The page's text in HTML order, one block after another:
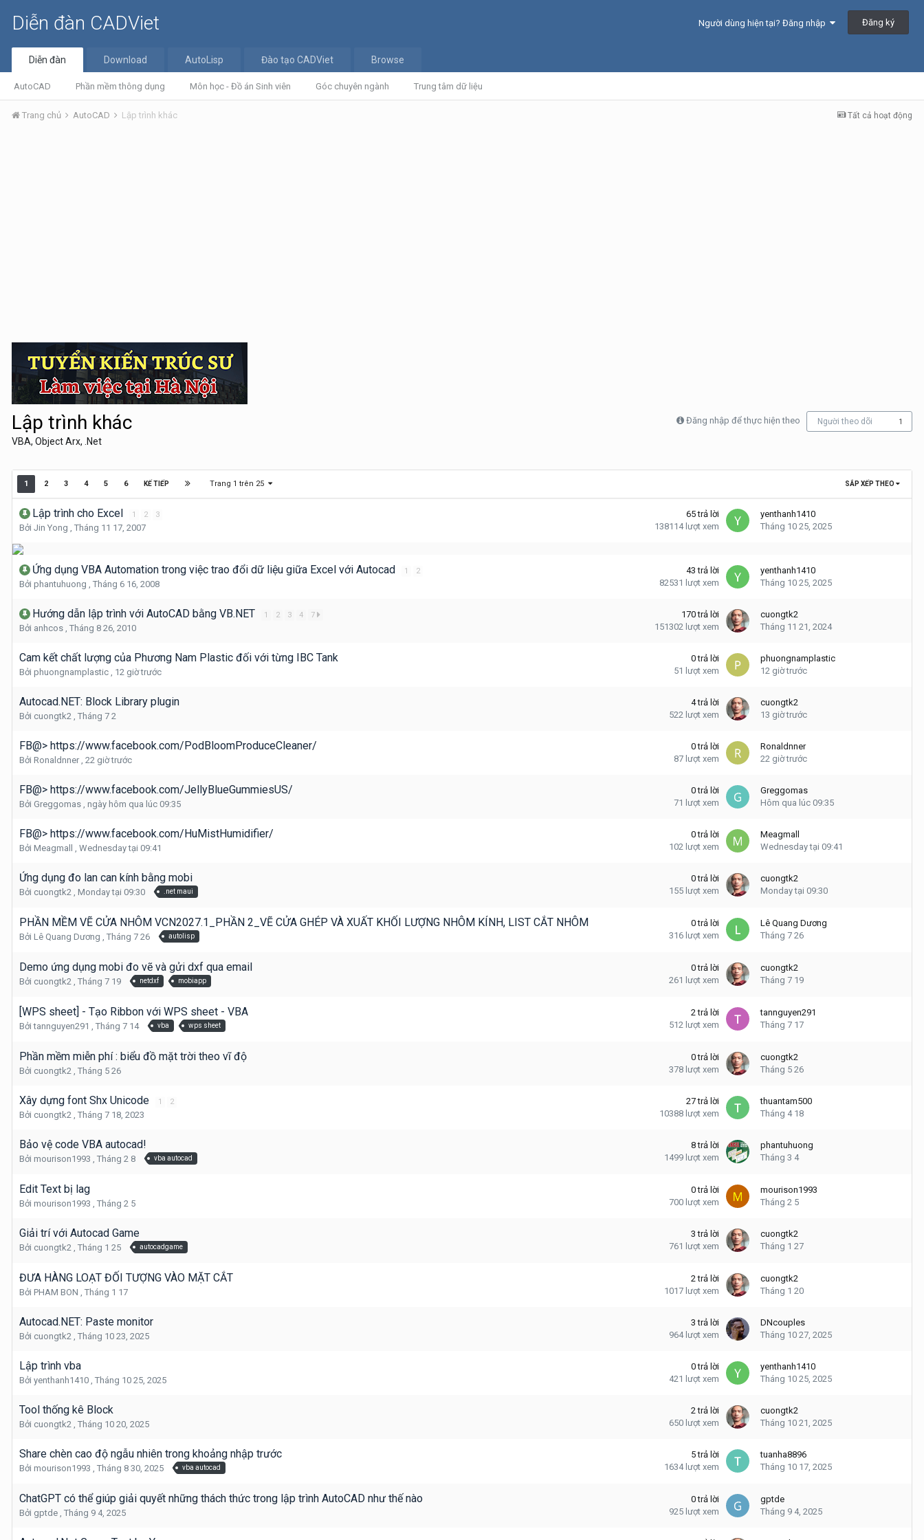
Diễn đàn CADViet Người dùng hiện tại? Đăng nhập Đăng ký
Diễn đàn
AutoCAD Phần mềm thông dụng Môn học - Đồ án Sinh viên Góc chuyên ngành Trung tâm dữ liệu
Download AutoLisp Đào tạo CADViet Browse
Tất cả hoạt động
Trang chủ AutoCAD Lập trình khác
Lập trình khác Đăng nhập để thực hiện theo Người theo dõi 1
VBA, Object Arx, .Net
SẮP XẾP THEO
1 2 3 4 5 6 KẾ TIẾP Trang 1 trên 25
Lập trình cho Excel 1 2 3
Bởi Jin Yong , Tháng 11 17, 2007
65 trả lời
138114 lượt xem
yenthanh1410
Tháng 10 25, 2025
Ứng dụng VBA Automation trong việc trao đổi dữ liệu giữa Excel với Autocad 1 2
Bởi phantuhuong , Tháng 6 16, 2008
43 trả lời
82531 lượt xem
yenthanh1410
Tháng 10 25, 2025
Hướng dẫn lập trình với AutoCAD bằng VB.NET 1 2 3 4 7
Bởi anhcos , Tháng 8 26, 2010
170 trả lời
151302 lượt xem
cuongtk2
Tháng 11 21, 2024
Cam kết chất lượng của Phương Nam Plastic đối với từng IBC Tank
Bởi phuongnamplastic , 12 giờ trước
0 trả lời
51 lượt xem
phuongnamplastic
12 giờ trước
Autocad.NET: Block Library plugin
Bởi cuongtk2 , Tháng 7 2
4 trả lời
522 lượt xem
cuongtk2
13 giờ trước
FB@> https://www.facebook.com/PodBloomProduceCleaner/
Bởi Ronaldnner , 22 giờ trước
0 trả lời
87 lượt xem
Ronaldnner
22 giờ trước
FB@> https://www.facebook.com/JellyBlueGummiesUS/
Bởi Greggomas , ngày hôm qua lúc 09:35
0 trả lời
71 lượt xem
Greggomas
Hôm qua lúc 09:35
FB@> https://www.facebook.com/HuMistHumidifier/
Bởi Meagmall , Wednesday tại 09:41
0 trả lời
102 lượt xem
Meagmall
Wednesday tại 09:41
Ứng dụng đo lan can kính bằng mobi
Bởi cuongtk2 , Monday tại 09:30 .net maui
0 trả lời
155 lượt xem
cuongtk2
Monday tại 09:30
PHẦN MỀM VẼ CỬA NHÔM VCN2027.1_PHẦN 2_VẼ CỬA GHÉP VÀ XUẤT KHỐI LƯỢNG NHÔM KÍNH, LIST CẮT NHÔM
Bởi Lê Quang Dương , Tháng 7 26 autolisp
0 trả lời
316 lượt xem
Lê Quang Dương
Tháng 7 26
Demo ứng dụng mobi đo vẽ và gửi dxf qua email
Bởi cuongtk2 , Tháng 7 19 netdxf mobiapp
0 trả lời
261 lượt xem
cuongtk2
Tháng 7 19
[WPS sheet] - Tạo Ribbon với WPS sheet - VBA
Bởitannguyen291 , Tháng 7 14 vba wps sheet
2 trả lời
512 lượt xem
tannguyen291
Tháng 7 17
Phần mềm miễn phí : biểu đồ mặt trời theo vĩ độ
Bởi cuongtk2 , Tháng 5 26
0 trả lời
378 lượt xem
cuongtk2
Tháng 5 26
Xây dựng font Shx Unicode 1 2
Bởi cuongtk2 , Tháng 7 18, 2023
27 trả lời
10388 lượt xem
thuantam500
Tháng 4 18
Bảo vệ code VBA autocad!
Bởi mourison1993 , Tháng 2 8 vba autocad
8 trả lời
1499 lượt xem
phantuhuong
Tháng 3 4
Edit Text bị lag
Bởi mourison1993 , Tháng 2 5
0 trả lời
700 lượt xem
mourison1993
Tháng 2 5
Giải trí với Autocad Game
Bởi cuongtk2 , Tháng 1 25 autocadgame
3 trả lời
761 lượt xem
cuongtk2
Tháng 1 27
ĐƯA HÀNG LOẠT ĐỐI TƯỢNG VÀO MẶT CẮT
Bởi PHAM BON , Tháng 1 17
2 trả lời
1017 lượt xem
cuongtk2
Tháng 1 20
Autocad.NET: Paste monitor
Bởi cuongtk2 , Tháng 10 23, 2025
3 trả lời
964 lượt xem
DNcouples
Tháng 10 27, 2025
Lập trình vba
Bởi yenthanh1410 , Tháng 10 25, 2025
0 trả lời
421 lượt xem
yenthanh1410
Tháng 10 25, 2025
Tool thống kê Block
Bởi cuongtk2 , Tháng 10 20, 2025
2 trả lời
650 lượt xem
cuongtk2
Tháng 10 21, 2025
Share chèn cao độ ngẫu nhiên trong khoảng nhập trước
Bởi mourison1993 , Tháng 8 30, 2025 vba autocad
5 trả lời
1634 lượt xem
tuanha8896
Tháng 10 17, 2025
ChatGPT có thể giúp giải quyết những thách thức trong lập trình AutoCAD như thế nào
Bởi gptde , Tháng 9 4, 2025
0 trả lời
925 lượt xem
gptde
Tháng 9 4, 2025